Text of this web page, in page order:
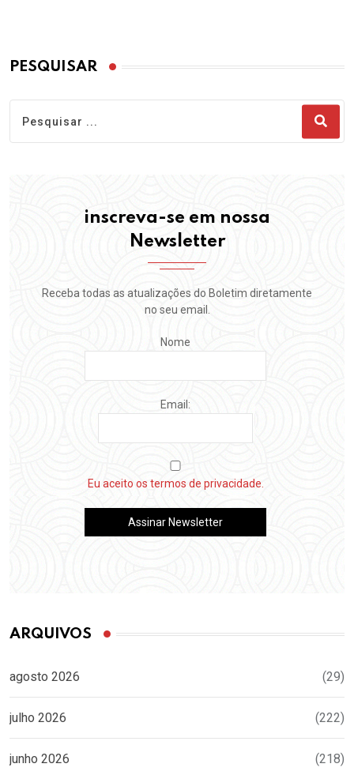
PESQUISAR
inscreva-se em nossa
Newsletter
Receba todas as atualizações do Boletim diretamente
no seu email.
Nome
Email:
Eu aceito os termos de privacidade.
ARQUIVOS
agosto 2026 (29)
julho 2026 (222)
junho 2026 (218)